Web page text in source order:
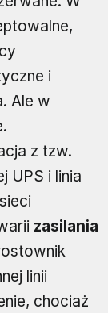
i
Ale w
z tzw.
UPS i linia
zasilania
linii
chociaż